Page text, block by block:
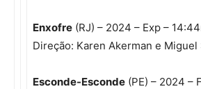
Enxofre (RJ) – 2024 – Exp –
Direção: Karen Akerman e Miguel
Esconde-Esconde (PE) – 2024 –